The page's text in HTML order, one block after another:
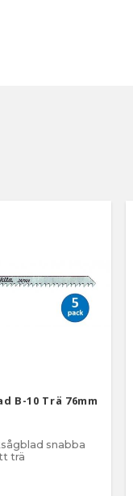
B-10 Trä 76mm
snabba
trä